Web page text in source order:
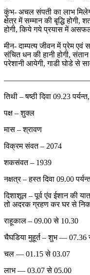
कुंभ- अचल संपती का लाभ
क्षेत्र में सम्मान की बृद्धि होगी,
होगी, किये गये प्रयास में
मीन- दाम्पत्य जीवन में प्रेम एवं
संचित धन की हानी होगी,
परेशानी आयेगी, गाडी घोडे से
तिथी – षष्ठी दिवा 09.23
पक्ष – शुक्ल
मास – श्रावण
विक्रम संवत – 2074
शकसंवत – 1939
नक्षत्र – हस्त दिवा 09.00
दिशाशूल – पूर्व एंव ईशान की
तो अदरक ग्रहण कर घर से
राहूकाल – 09.00 से 10.30
चैघडिया मुहूर्त – शुभ — 07.36
चल — 01.15 से 03.07
लाभ — 03.07 से 05.00